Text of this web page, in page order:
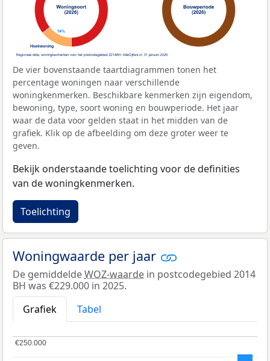
De vier bovenstaande taartdiagrammen tonen het
percentage woningen naar verschillende
woningkenmerken. Beschikbare kenmerken zijn eigendom,
bewoning, type, soort woning en bouwperiode. Het jaar
waar de data voor gelden staat in het midden van de
grafiek. Klik op de afbeelding om deze groter weer te
geven.
Bekijk onderstaande toelichting voor de definities
van de woningkenmerken.
Toelichting
Woningwaarde per jaar
De gemiddeldeWOZ-waarde in postcodegebied 2014
BH was €229.000 in 2025.
Grafiek
Tabel
€250.000
€250.000